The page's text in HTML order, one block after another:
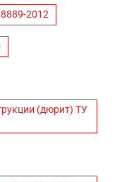
2012
(дюрит) ТУ